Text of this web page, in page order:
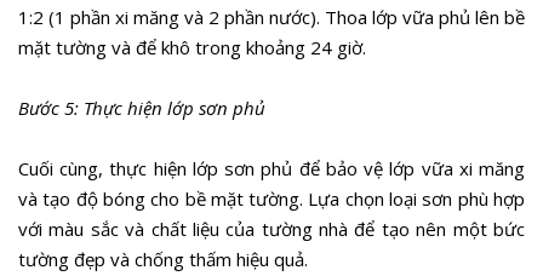
1:2 (1 phần xi măng và 2 phần nước). Thoa lớp vữa phủ lên bề
mặt tường và để khô trong khoảng 24 giờ.
Bước 5: Thực hiện lớp sơn phủ
Cuối cùng, thực hiện lớp sơn phủ để bảo vệ lớp vữa xi măng
và tạo độ bóng cho bề mặt tường. Lựa chọn loại sơn phù hợp
với màu sắc và chất liệu của tường nhà để tạo nên một bức
tường đẹp và chống thấm hiệu quả.